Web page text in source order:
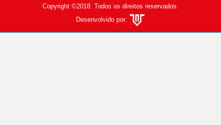
Copyright ©2018. Todos os direitos reservados.
Desenvolvido por: